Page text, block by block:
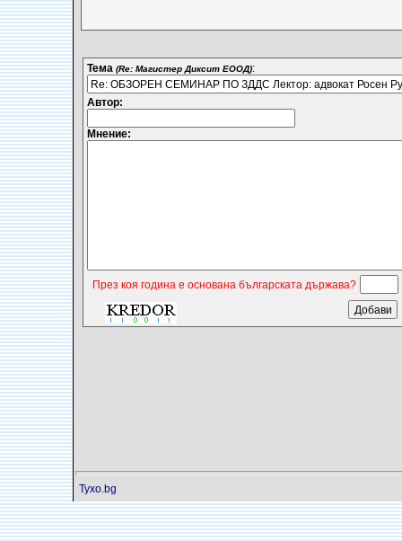
Тема (Re: Магистер Диксит ЕООД):
Автор:
Мнение:
През коя година е основана българската държава?